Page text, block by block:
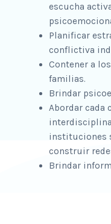
escucha
Planificar
conflictiva
Contener a
familias.
Brindar
Abordar cada
instituciones
construir
Brindar